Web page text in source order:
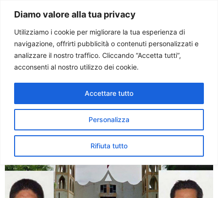
Diamo valore alla tua privacy
Utilizziamo i cookie per migliorare la tua esperienza di
navigazione, offrirti pubblicità o contenuti personalizzati e
analizzare il nostro traffico. Cliccando “Accetta tutti”,
acconsenti al nostro utilizzo dei cookie.
Personalizza
Rifiuta tutto
Accettare tutto
Paolo Ondarza
Tag:sacerdoti uccisi
Due sacerdoti cattolici
uccisi in Messico